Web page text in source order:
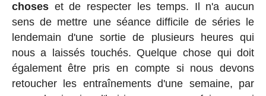
choseset de respecter les temps. Il n'a aucun
sens de mettre une séance difficile de séries le
lendemain d'une sortie de plusieurs heures qui
nous a laissés touchés. Quelque chose qui doit
également être pris en compte si nous devons
retoucher les entraînements d'une semaine, par